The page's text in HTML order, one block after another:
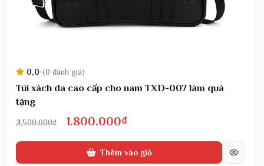
0,0•(0 đánh giá)
Túi xách da cao cấp cho nam TXD-007 làm quà
tặng
2.500.000₫
Giá
gốc
1.800.000₫Giá
hiện
tại
Thêm vào giỏ